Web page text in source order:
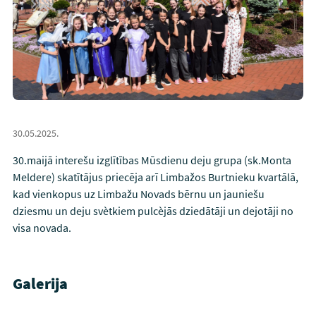
30.05.2025.
30.maijā interešu izglītības Mūsdienu deju grupa (sk.Monta
Meldere) skatītājus priecēja arī Limbažos Burtnieku kvartālā,
kad vienkopus uz Limbažu Novadsbērnu un jauniešu
dziesmu un deju svètkiem pulcèjās dziedātāji un dejotāji no
visa novada.
Galerija